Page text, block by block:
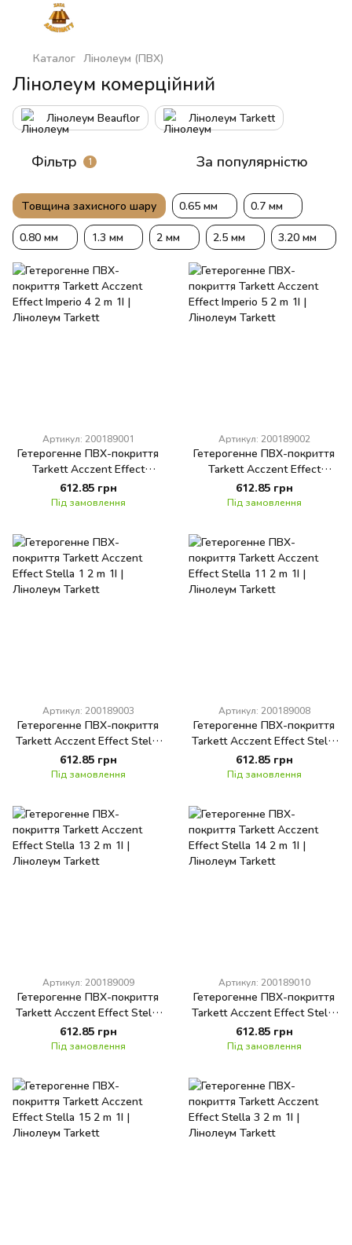
Каталог Лінолеум (ПВХ)
Лінолеум комерційний
Лінолеум Beauflor Лінолеум Tarkett
Фільтр 1 За популярністю
Товщина захисного шару 0.65 мм 0.7 мм
0.80 мм 1.3 мм 2 мм 2.5 мм 3.20 мм
Артикул: 200189001
Гетерогенне ПВХ-покриття
Tarkett Acczent Effect
Imperio 4 2 m 1I
612.85 грн
Під замовлення
Артикул: 200189002
Гетерогенне ПВХ-покриття
Tarkett Acczent Effect
Imperio 5 2 m 1I
612.85 грн
Під замовлення
Артикул: 200189003
Гетерогенне ПВХ-покриття
Tarkett Acczent Effect Stella
1 2 m 1I
612.85 грн
Під замовлення
Артикул: 200189008
Гетерогенне ПВХ-покриття
Tarkett Acczent Effect Stella
11 2 m 1I
612.85 грн
Під замовлення
Артикул: 200189009
Гетерогенне ПВХ-покриття
Tarkett Acczent Effect Stella
13 2 m 1I
612.85 грн
Під замовлення
Артикул: 200189010
Гетерогенне ПВХ-покриття
Tarkett Acczent Effect Stella
14 2 m 1I
612.85 грн
Під замовлення